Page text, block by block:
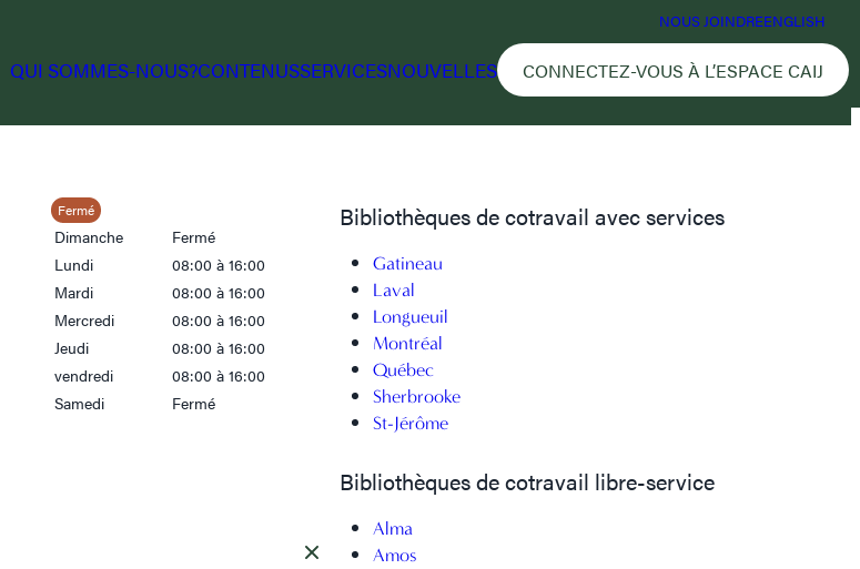
NOUS JOINDREENGLISH
QUI SOMMES-NOUS?CONTENUSSERVICESNOUVELLES CONNECTEZ-VOUS À L’ESPACE CAIJ
Fermé
Dimanche
Fermé
Lundi
08:00 à 16:00
Mardi
08:00 à 16:00
Mercredi
08:00 à 16:00
Jeudi
08:00 à 16:00
vendredi
08:00 à 16:00
Samedi
Fermé
Bibliothèques de cotravail avec services
Gatineau
Laval
Longueuil
Montréal
Québec
Sherbrooke
St-Jérôme
Bibliothèques de cotravail libre-service
Alma
Amos